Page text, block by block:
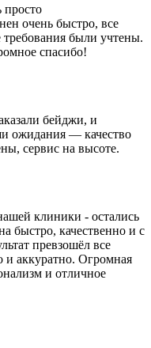
просто
очень быстро, все
были учтены.
спасибо!
бейджи, и
ожидания — качество
сервис на высоте.
клиники - остались
быстро, качественно и с
превзошёл все
и аккуратно. Огромная
и отличное